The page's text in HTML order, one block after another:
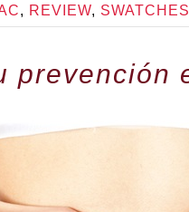
, REVIEW, SWATCHES
prevención